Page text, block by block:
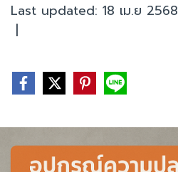
Last updated: 18 เม.ย 2568
|